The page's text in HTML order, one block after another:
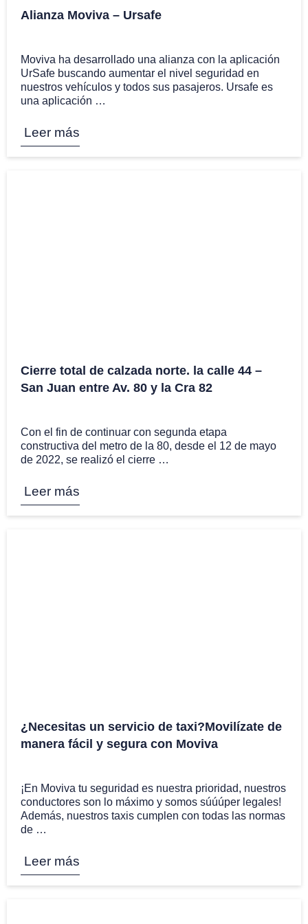
Alianza Moviva – Ursafe
Moviva ha desarrollado una alianza con la aplicación
UrSafe buscando aumentar el nivel seguridad en
nuestros vehículos y todos sus pasajeros. Ursafe es
una aplicación …
Leer más
Cierre total de calzada norte. la calle 44 –
San Juan entre Av. 80 y la Cra 82
Con el fin de continuar con segunda etapa
constructiva del metro de la 80, desde el 12 de mayo
de 2022, se realizó el cierre …
Leer más
¿Necesitas un servicio de taxi?Movilízate de
manera fácil y segura con Moviva
¡En Moviva tu seguridad es nuestra prioridad, nuestros
conductores son lo máximo y somos súúúper legales!
Además, nuestros taxis cumplen con todas las normas
de …
Leer más